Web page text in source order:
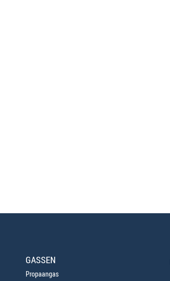
GASSEN
Propaangas